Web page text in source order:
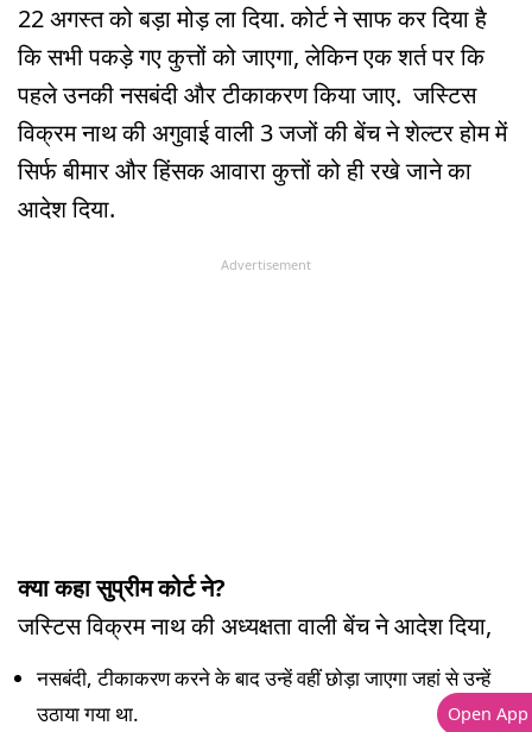
22 अगस्त को बड़ा मोड़ ला दिया. कोर्ट ने साफ कर दिया है
कि सभी पकड़े गए कुत्तों को जाएगा, लेकिन एक शर्त पर कि
पहले उनकी नसबंदी और टीकाकरण किया जाए. जस्टिस
विक्रम नाथ की अगुवाई वाली 3 जजों की बेंच ने शेल्टर होम में
सिर्फ बीमार और हिंसक आवारा कुत्तों को ही रखे जाने का
आदेश दिया.
Advertisement
क्या कहा सुप्रीम कोर्ट ने?
जस्टिस विक्रम नाथ की अध्यक्षता वाली बेंच ने आदेश दिया,
नसबंदी, टीकाकरण करने के बाद उन्हें वहीं छोड़ा जाएगा जहां से उन्हें
उठाया गया था.
Open App